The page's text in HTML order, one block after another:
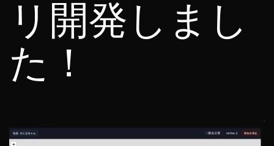
リ開発しまし
た！